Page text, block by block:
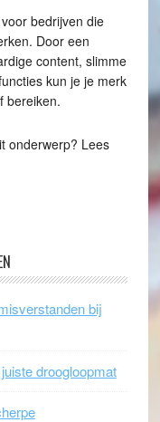
bedrijven die
Door een
content, slimme
kun je je merk
bereiken.
onderwerp? Lees
bij
droogloopmat